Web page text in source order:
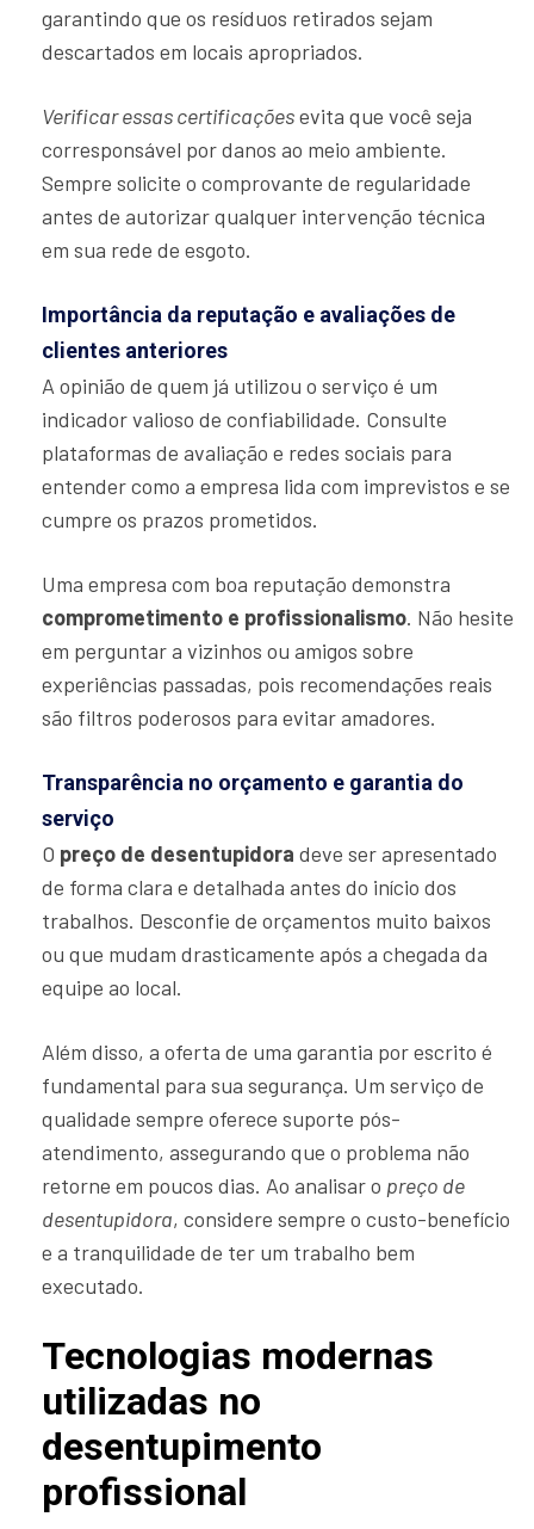
garantindo que os resíduos retirados sejam
descartados em locais apropriados.
Verificar essas certificaçõesevita que você seja
corresponsável por danos ao meio ambiente.
Sempre solicite o comprovante de regularidade
antes de autorizar qualquer intervenção técnica
em sua rede de esgoto.
Importância da reputação e avaliações de
clientes anteriores
A opinião de quem já utilizou o serviço é um
indicador valioso de confiabilidade. Consulte
plataformas de avaliação e redes sociais para
entender como a empresa lida com imprevistos e se
cumpre os prazos prometidos.
Uma empresa com boa reputação demonstra
comprometimento e profissionalismo. Não hesite
em perguntar a vizinhos ou amigos sobre
experiências passadas, pois recomendações reais
são filtros poderosos para evitar amadores.
Transparência no orçamento e garantia do
serviço
O preço de desentupidora deve ser apresentado
de forma clara e detalhada antes do início dos
trabalhos. Desconfie de orçamentos muito baixos
ou que mudam drasticamente após a chegada da
equipe ao local.
Além disso, a oferta de uma garantia por escrito é
fundamental para sua segurança. Um serviço de
qualidade sempre oferece suporte pós-
atendimento, assegurando que o problema não
retorne em poucos dias. Ao analisar o preço de
desentupidora, considere sempre o custo-benefício
e a tranquilidade de ter um trabalho bem
executado.
Tecnologias modernas
utilizadas no
desentupimento
profissional